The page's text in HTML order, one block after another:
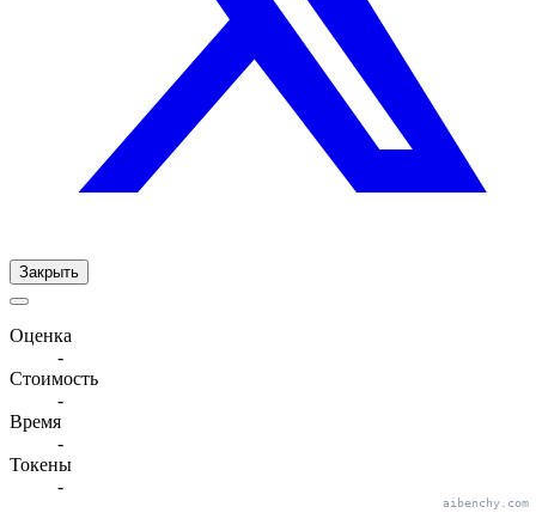
Закрыть
Оценка
-
Стоимость
-
Время
-
Токены
-